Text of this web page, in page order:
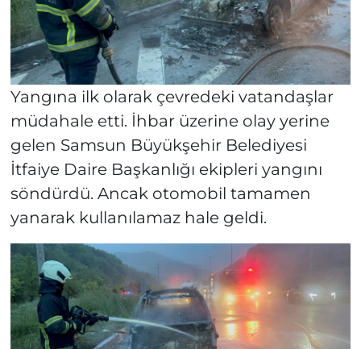
Yangına ilk olarak çevredeki vatandaşlar
müdahale etti. İhbar üzerine olay yerine
gelen Samsun Büyükşehir Belediyesi
İtfaiye Daire Başkanlığı ekipleri yangını
söndürdü. Ancak otomobil tamamen
yanarak kullanılamaz hale geldi.